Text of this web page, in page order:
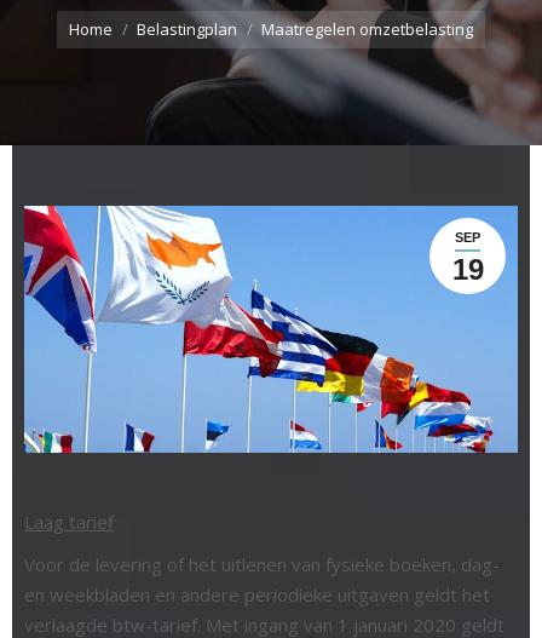
Je bent hier:
Home Belastingplan Maatregelen omzetbelasting
SEP
19
Laag tarief
Voor de levering of het uitlenen van fysieke boeken, dag-
en weekbladen en andere periodieke uitgaven geldt het
verlaagde btw-tarief. Met ingang van 1 januari 2020 geldt